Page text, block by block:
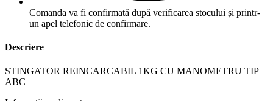
Comanda va fi confirmată după verificarea stocului și printr-
un apel telefonic de confirmare.
Descriere
STINGATOR REINCARCABIL 1KG CU MANOMETRU TIP
ABC